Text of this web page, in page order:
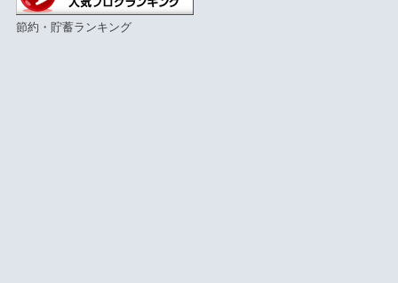
節約・貯蓄ランキング